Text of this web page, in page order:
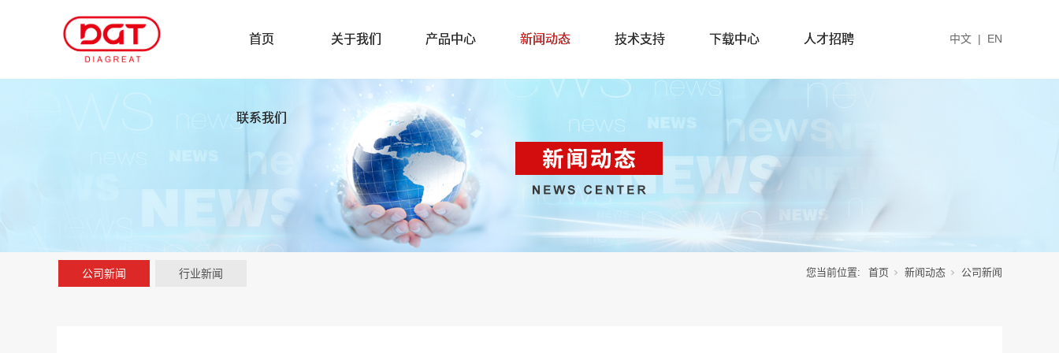
首页 关于我们 产品中心 新闻动态 技术支持 下载中心 人才招聘
联系我们
中文 | EN
公司新闻 行业新闻 您当前位置: 首页 新闻动态 公司新闻